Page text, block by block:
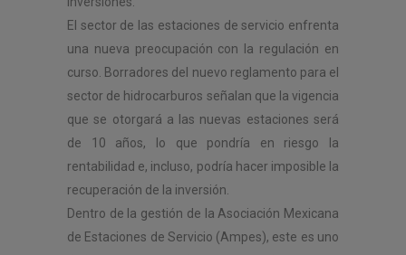
El sector de las estaciones de servicio enfrenta
una nueva preocupación con la regulación en
curso. Borradores del nuevo reglamento para el
sector de hidrocarburos señalan que la vigencia
que se otorgará a las nuevas estaciones será
de 10 años, lo que pondría en riesgo la
rentabilidad e, incluso, podría hacer imposible la
recuperación de la inversión.
Dentro de la gestión de la Asociación Mexicana
de Estaciones de Servicio (Ampes), este es uno